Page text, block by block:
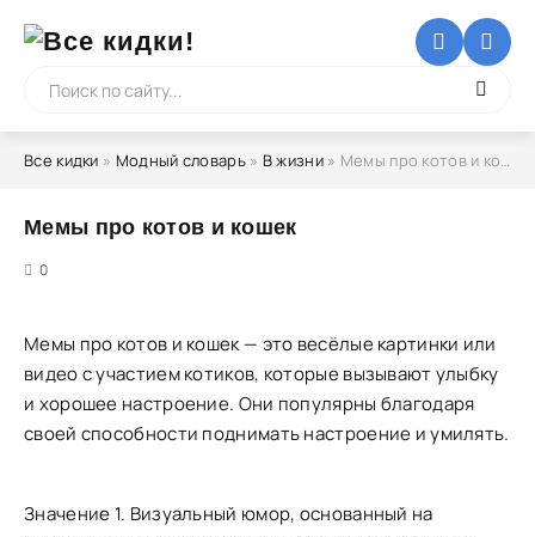
Все кидки » Модный словарь» В жизни» Мемы про котов и кошек
Мемы про котов и кошек
0
Мемы про котов и кошек — это весёлые картинки или
видео с участием котиков, которые вызывают улыбку
и хорошее настроение. Они популярны благодаря
своей способности поднимать настроение и умилять.
Значение 1. Визуальный юмор, основанный на